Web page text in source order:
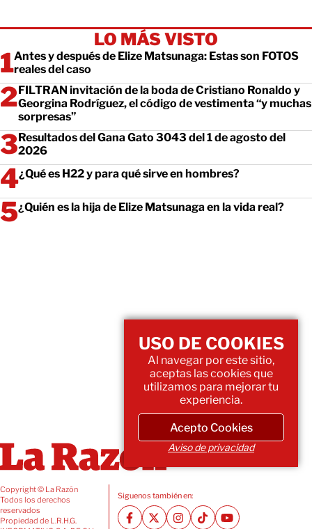
LO MÁS VISTO
Antes y después de Elize Matsunaga: Estas son FOTOS
reales del caso
FILTRAN invitación de la boda de Cristiano Ronaldo y
Georgina Rodríguez, el código de vestimenta “y muchas
sorpresas”
Resultados del Gana Gato 3043 del 1 de agosto del
2026
¿Qué es H22 y para qué sirve en hombres?
¿Quién es la hija de Elize Matsunaga en la vida real?
Copyright © La Razón
Todos los derechos
reservados
Propiedad de L.R.H.G.
Siguenos también en:
USO DE COOKIES
Al navegar por este sitio,
aceptas las cookies que
utilizamos para mejorar tu
experiencia.
Acepto Cookies
Aviso de privacidad